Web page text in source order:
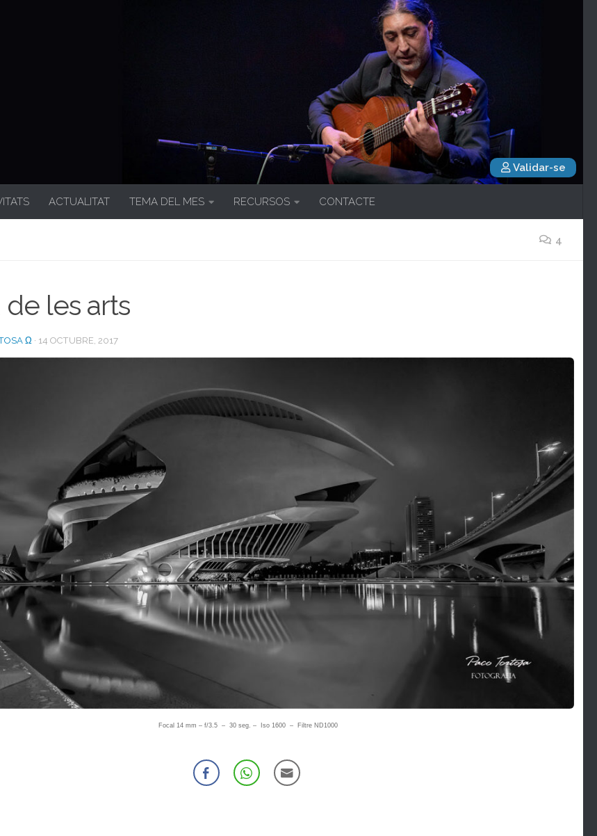
Validar-se
ACTUALITAT TEMA DEL MES RECURSOS CONTACTE
4
de les arts
Ω · 14 OCTUBRE, 2017
Focal 14 mm – f/3.5 – 30 seg. – Iso 1600 – Filtre ND1000